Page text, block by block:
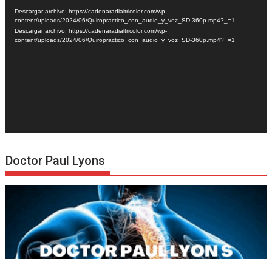
de
vídeo
Descargar archivo: https://cadenaradialtricolor.com/wp-
content/uploads/2024/06/Quiropractico_con_audio_y_voz_SD-360p.mp4?_=1
Descargar archivo: https://cadenaradialtricolor.com/wp-
content/uploads/2024/06/Quiropractico_con_audio_y_voz_SD-360p.mp4?_=1
Doctor Paul Lyons